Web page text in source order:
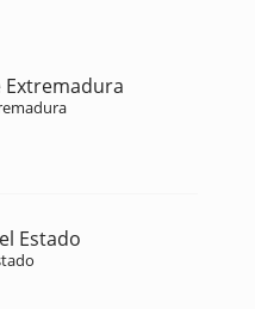
Extremadura
Estado